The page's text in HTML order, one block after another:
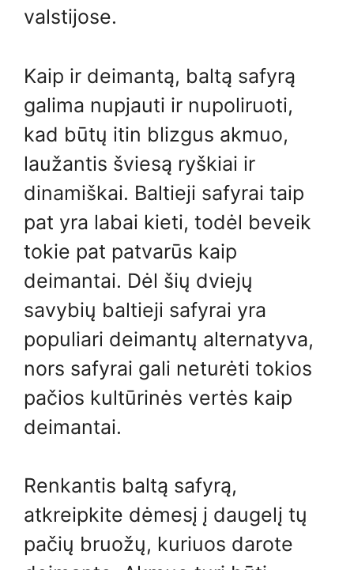
valstijose.
Kaip ir deimantą, baltą safyrą
galima nupjauti ir nupoliruoti,
kad būtų itin blizgus akmuo,
laužantis šviesą ryškiai ir
dinamiškai. Baltieji safyrai taip
pat yra labai kieti, todėl beveik
tokie pat patvarūs kaip
deimantai. Dėl šių dviejų
savybių baltieji safyrai yra
populiari deimantų alternatyva,
nors safyrai gali neturėti tokios
pačios kultūrinės vertės kaip
deimantai.
Renkantis baltą safyrą,
atkreipkite dėmesį į daugelį tų
pačių bruožų, kuriuos darote